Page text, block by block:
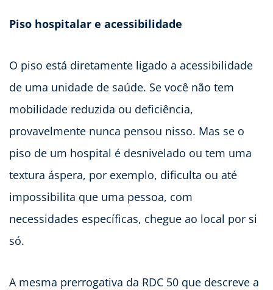
Piso hospitalar e acessibilidade
O piso está diretamente ligado a acessibilidade
de uma unidade de saúde. Se você não tem
mobilidade reduzida ou deficiência,
provavelmente nunca pensou nisso. Mas se o
piso de um hospital é desnivelado ou tem uma
textura áspera, por exemplo, dificulta ou até
impossibilita que uma pessoa, com
necessidades específicas, chegue ao local por si
só.
A mesma prerrogativa da RDC 50 que descreve a